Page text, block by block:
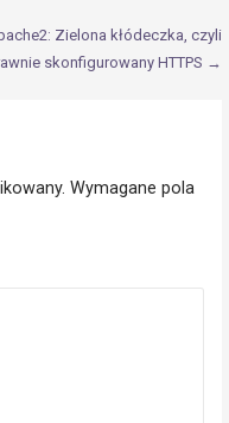
Zielona kłódeczka, czyli
skonfigurowany HTTPS →
Wymagane pola